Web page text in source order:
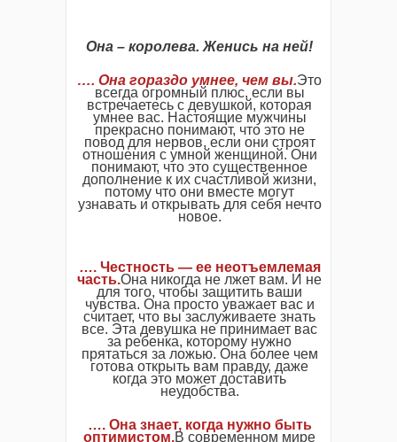
Она – королева. Женись на ней!
…. Она гораздо умнее, чем вы.Это
всегда огромный плюс, если вы
встречаетесь с девушкой, которая
умнее вас. Настоящие мужчины
прекрасно понимают, что это не
повод для нервов, если они строят
отношения с умной женщиной. Они
понимают, что это существенное
дополнение к их счастливой жизни,
потому что они вместе могут
узнавать и открывать для себя нечто
новое.
…. Честность — ее неотъемлемая
часть.Она никогда не лжет вам. И не
для того, чтобы защитить ваши
чувства. Она просто уважает вас и
считает, что вы заслуживаете знать
все. Эта девушка не принимает вас
за ребенка, которому нужно
прятаться за ложью. Она более чем
готова открыть вам правду, даже
когда это может доставить
неудобства.
…. Она знает, когда нужно быть
оптимистом.В современном мире